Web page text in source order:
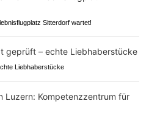
Sitterdorf wartet!
Liebhaberstücke